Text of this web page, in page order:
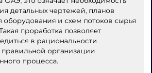
детальных чертежей, планов
и схем потоков сырья
проработка позволяет
в рациональности
организации
процесса.